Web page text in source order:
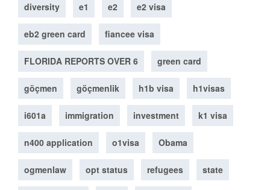
diversity e1 e2 e2 visa
eb2 green card fiancee visa
FLORIDA REPORTS OVER 6 green card
göçmen göçmenlik h1b visa h1visas
i601a immigration investment k1 visa
n400 application o1visa Obama
ogmenlaw opt status refugees state